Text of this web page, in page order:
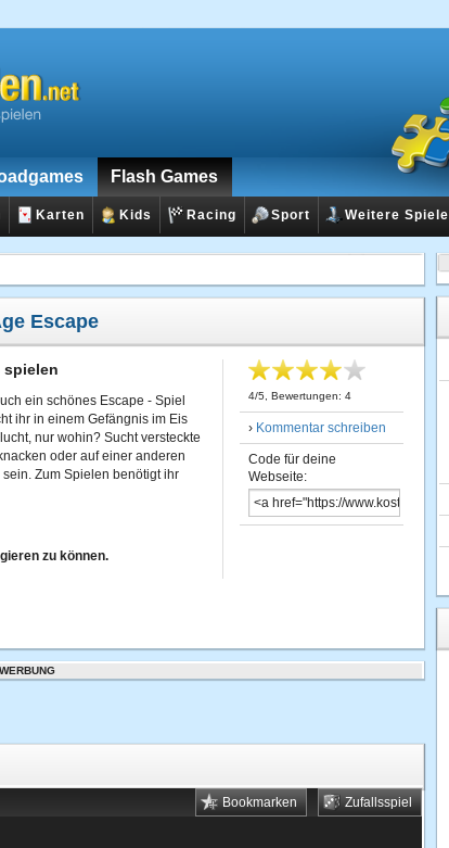
Flash Games
Karten Kids Racing Sport Weitere Spiele
Escape
spielen
ein schönes Escape - Spiel
ihr in einem Gefängnis im Eis
nur wohin? Sucht versteckte
oder auf einer anderen
Zum Spielen benötigt ihr
zu können.
4/5 , Bewertungen: 4
› Kommentar schreiben
Code für deine
Webseite:
WERBUNG
Zufallsspiel
Bookmarken